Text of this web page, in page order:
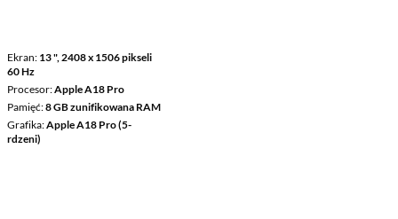
Ekran 13 ", 2408 x 1506 pikseli
60 Hz
Procesor Apple A18 Pro
Pamięć 8 GB zunifikowana RAM
Grafika Apple A18 Pro (5-
rdzeni)